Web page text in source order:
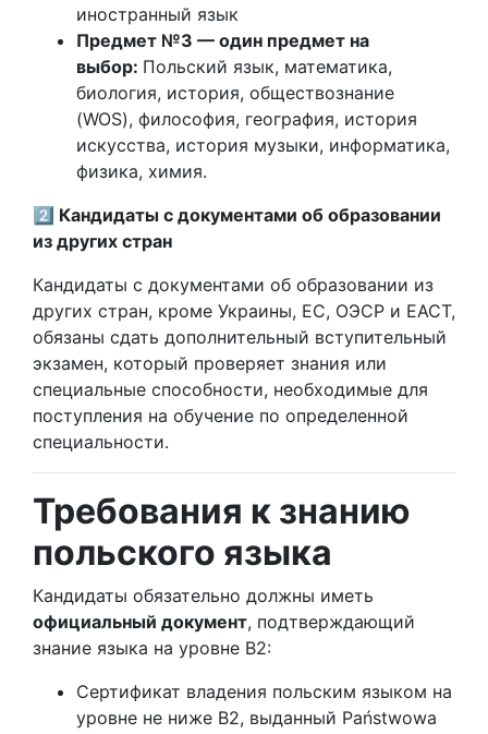
иностранный язык
Предмет №3 — один предмет на
выбор: Польский язык, математика,
биология, история, обществознание
(WOS), философия, география, история
искусства, история музыки, информатика,
физика, химия.
2️⃣ Кандидаты с документами об образовании
из других стран
Кандидаты с документами об образовании из
других стран, кроме Украины, ЕС, ОЭСР и ЕАСТ,
обязаны сдать дополнительный вступительный
экзамен, который проверяет знания или
специальные способности, необходимые для
поступления на обучение по определенной
специальности.
Требования к знанию
польского языка
Кандидаты обязательно должны иметь
официальный документ, подтверждающий
знание языка на уровне B2:
Сертификат владения польским языком на
уровне не ниже B2, выданный Państwowa